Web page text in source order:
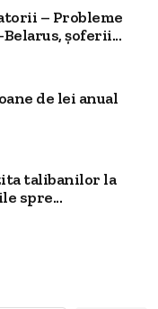
– Probleme
șoferii...
de lei anual
talibanilor la
spre...